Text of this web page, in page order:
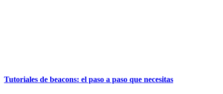
Tutoriales de beacons: el paso a paso que necesitas